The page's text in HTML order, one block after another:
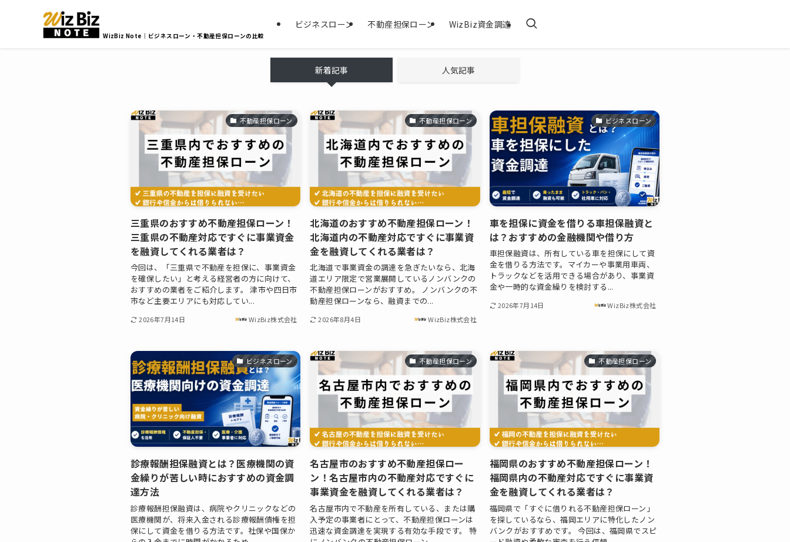
WizBiz Note｜ビジネスローン・不動産担保ローンの比較
ビジネスローン 不動産担保ローン WizBiz資金調達
新着記事 人気記事
不動産担保ローン
三重県のおすすめ不動産担保ローン！
三重県の不動産対応ですぐに事業資金
を融資してくれる業者は？
今回は、「三重県で不動産を担保に、事業資金
を確保したい」と考える経営者の方に向けて、
おすすめの業者をご紹介します。 津市や四日市
市など主要エリアにも対応してい...
2026年7月14日 WizBiz株式会社
不動産担保ローン
北海道のおすすめ不動産担保ローン！
北海道内の不動産対応ですぐに事業資
金を融資してくれる業者は？
北海道で事業資金の調達を急ぎたいなら、北海
道エリア限定で営業展開しているノンバンクの
不動産担保ローンがおすすめ。 ノンバンクの不
動産担保ローンなら、融資までの...
2026年8月4日 WizBiz株式会社
ビジネスローン
車を担保に資金を借りる車担保融資と
は？おすすめの金融機関や借り方
車担保融資は、所有している車を担保にして資
金を借りる方法です。マイカーや事業用車両、
トラックなどを活用できる場合があり、事業資
金や一時的な資金繰りを検討する...
2026年7月14日 WizBiz株式会社
ビジネスローン
診療報酬担保融資とは？医療機関の資
金繰りが苦しい時におすすめの資金調
達方法
診療報酬担保融資は、病院やクリニックなどの
医療機関が、将来入金される診療報酬債権を担
保にして資金を借りる方法です。社保や国保か
不動産担保ローン
名古屋市のおすすめ不動産担保ロー
ン！名古屋市内の不動産対応ですぐに
事業資金を融資してくれる業者は？
名古屋市内で不動産を所有している、または購
入予定の事業者にとって、不動産担保ローンは
迅速な資金調達を実現する有効な手段です。 特
不動産担保ローン
福岡県のおすすめ不動産担保ローン！
福岡県内の不動産対応ですぐに事業資
金を融資してくれる業者は？
福岡県で「すぐに借りれる不動産担保ローン」
を探しているなら、福岡エリアに特化したノン
バンクがおすすめです。 今回は、福岡県でスピ